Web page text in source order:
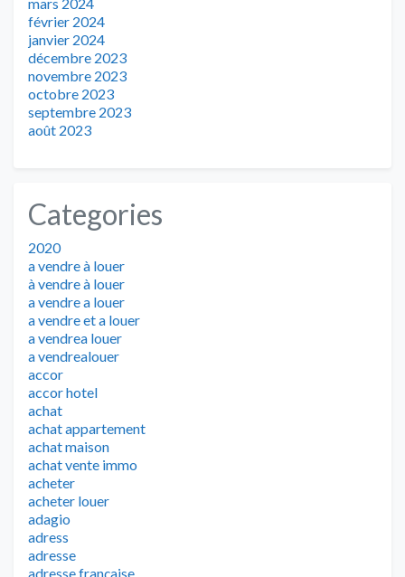
février 2024
janvier 2024
décembre 2023
novembre 2023
octobre 2023
septembre 2023
août 2023
Categories
2020
a vendre à louer
à vendre à louer
a vendre a louer
a vendre et a louer
a vendrea louer
a vendrealouer
accor
accor hotel
achat
achat appartement
achat maison
achat vente immo
acheter
acheter louer
adagio
adress
adresse
adresse française